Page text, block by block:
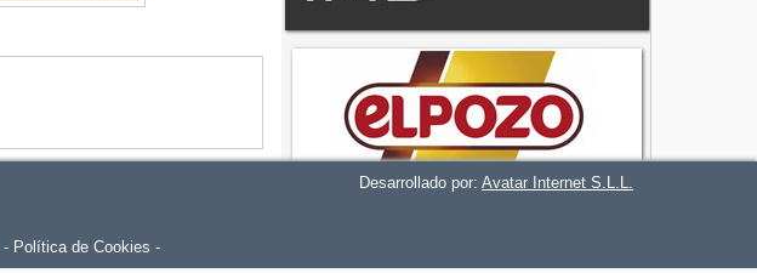
- Política de Cookies
Desarrollado por: Avatar Internet S.L.L.